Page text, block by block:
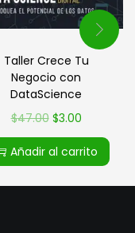
Taller Crece Tu
Negocio con
DataScience
$47.00 $3.00
Añadir al carrito